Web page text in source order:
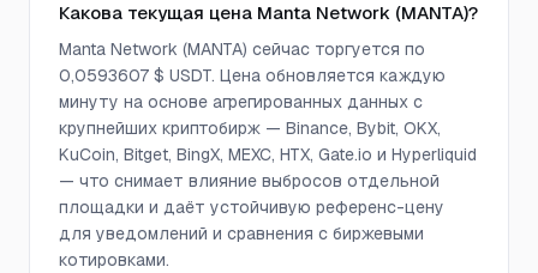
Какова текущая цена Manta Network (MANTA)?
Manta Network (MANTA) сейчас торгуется по
0,0593607 $ USDT. Цена обновляется каждую
минуту на основе агрегированных данных с
крупнейших криптобирж — Binance, Bybit, OKX,
KuCoin, Bitget, BingX, MEXC, HTX, Gate.io и Hyperliquid
— что снимает влияние выбросов отдельной
площадки и даёт устойчивую референс-цену
для уведомлений и сравнения с биржевыми
котировками.